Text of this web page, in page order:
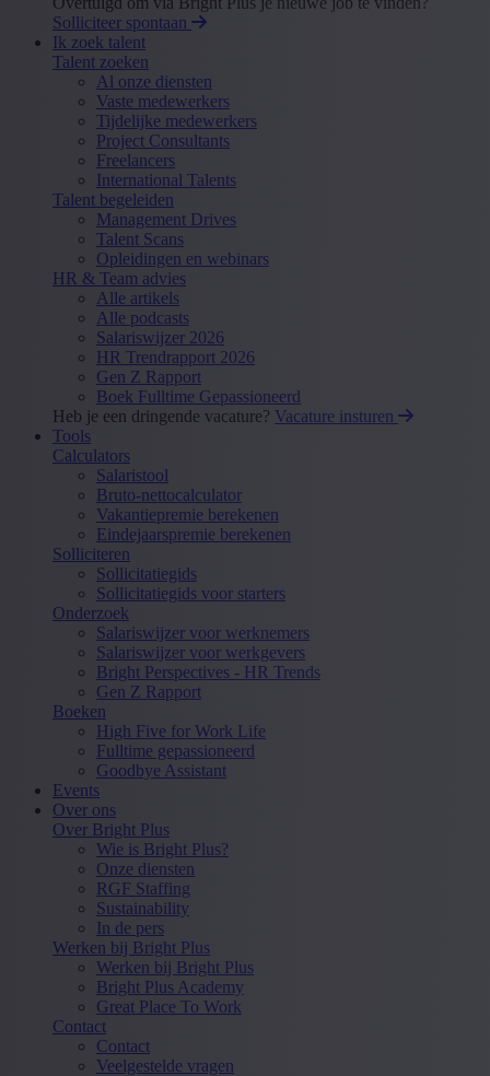
Solliciteer spontaan
Ik zoek talent
Talent zoeken
Al onze diensten
Vaste medewerkers
Tijdelijke medewerkers
Project Consultants
Freelancers
International Talents
Talent begeleiden
Management Drives
Talent Scans
Opleidingen en webinars
HR & Team advies
Alle artikels
Alle podcasts
Salariswijzer 2026
HR Trendrapport 2026
Gen Z Rapport
Boek Fulltime Gepassioneerd
Heb je een dringende vacature? Vacature insturen
Tools
Calculators
Salaristool
Bruto-nettocalculator
Vakantiepremie berekenen
Eindejaarspremie berekenen
Solliciteren
Sollicitatiegids
Sollicitatiegids voor starters
Onderzoek
Salariswijzer voor werknemers
Salariswijzer voor werkgevers
Bright Perspectives - HR Trends
Gen Z Rapport
Boeken
High Five for Work Life
Fulltime gepassioneerd
Goodbye Assistant
Events
Over ons
Over Bright Plus
Wie is Bright Plus?
Onze diensten
RGF Staffing
Sustainability
In de pers
Werken bij Bright Plus
Werken bij Bright Plus
Bright Plus Academy
Great Place To Work
Contact
Contact
Veelgestelde vragen